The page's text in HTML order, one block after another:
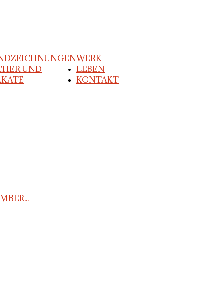
WERK
UND
LEBEN
KONTAKT